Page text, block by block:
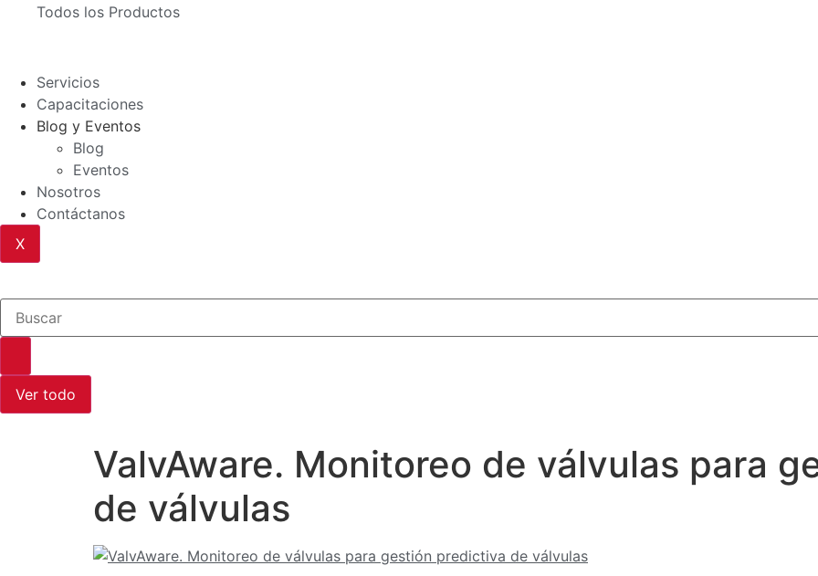
Todos los Productos
Servicios
Capacitaciones
Blog y Eventos
Blog
Eventos
Nosotros
Contáctanos
X
Ver todo
ValvAware. Monitoreo de válvulas para
de válvulas